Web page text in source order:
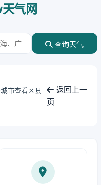
气网
查询天气
市查看区县
返回上一
页